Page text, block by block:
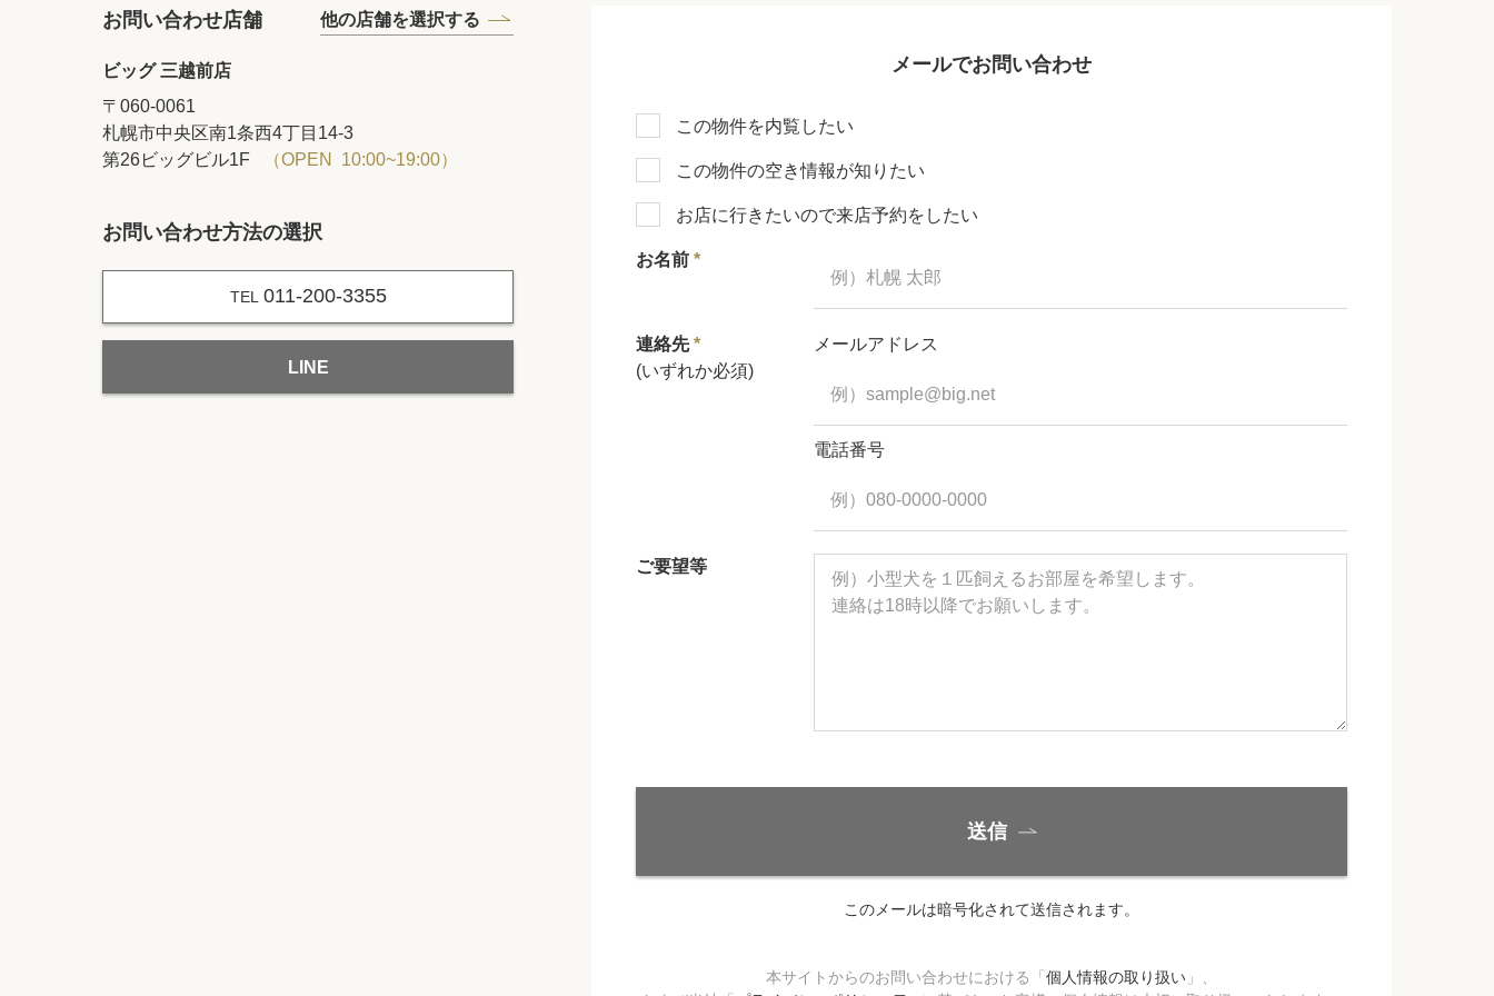
お問い合わせ店舗 他の店舗を選択する
ビッグ 三越前店
〒060-0061
札幌市中央区南1条西4丁目14‐3
第26ビッグビル1F
（OPEN 10:00~19:00）
お問い合わせ方法の選択
TEL 011-200-3355
LINE
メールでお問い合わせ
この物件を内覧したい
この物件の空き情報が知りたい
お店に行きたいので来店予約をしたい
お名前 *
連絡先*
(いずれか必須)
メールアドレス
電話番号
ご要望等
送信
このメールは暗号化されて送信されます。
本サイトからのお問い合わせにおける「 個人情報の取り扱い 」、